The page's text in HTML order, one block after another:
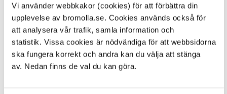
Vi använder webbkakor (cookies) för att förbättra din
upplevelse av bromolla.se. Cookies används också för
att analysera vår trafik, samla information och
statistik. Vissa cookies är nödvändiga för att webbsidorna
ska fungera korrekt och andra kan du välja att stänga
av. Nedan finns de val du kan göra.
5 July 2019
Nyhet
Här får du några tips på vad du kan tänka på för att ...
matavfallsinsamlingen. Det surrar och myllrar -